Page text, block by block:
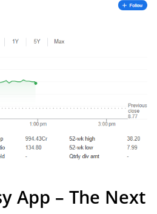
App – The Next